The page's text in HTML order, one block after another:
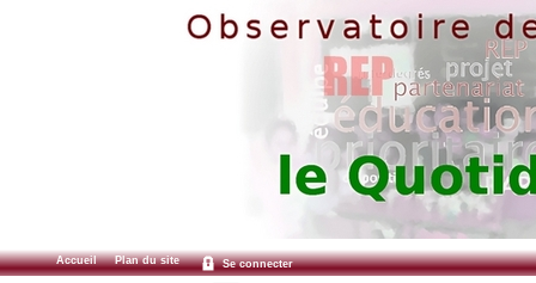
Accueil Plan du site Se connecter